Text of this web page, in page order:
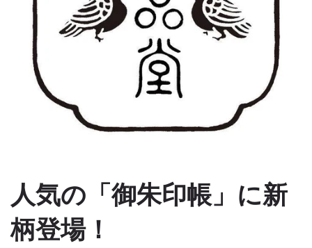
人気の「御朱印帳」に新
柄登場！